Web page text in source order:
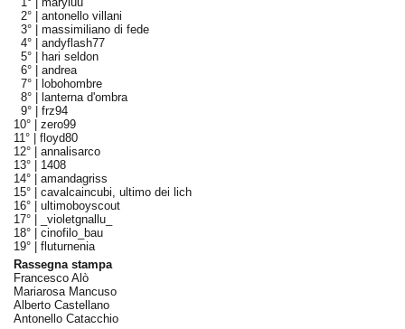
2° | antonello villani
3° | massimiliano di fede
4° | andyflash77
5° |
hari seldon
6° | andrea
7° |
lobohombre
8° |
lanterna d'ombra
9° | frz94
10° | zero99
11° | floyd80
12° | annalisarco
13° | 1408
14° | amandagriss
15° | cavalcaincubi, ultimo dei lich
16° | ultimoboyscout
17° |
_violetgnallu_
18° | cinofilo_bau
19° | fluturnenia
Rassegna stampa
Francesco Alò
Mariarosa Mancuso
Alberto Castellano
Antonello Catacchio